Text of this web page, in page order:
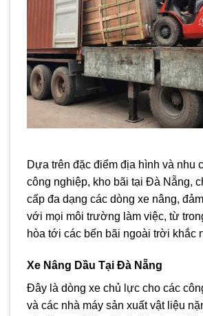
Dựa trên đặc điểm địa hình và nhu
công nghiệp, kho bãi tại Đà Nẵng,
cấp đa dạng các dòng xe nâng,
với mọi môi trường làm việc, từ
hòa tới các bến bãi ngoài trời khắc
Xe Nâng Dầu Tại Đà Nẵng
Đây là dòng xe chủ lực cho các
và các nhà máy sản xuất vật liệu